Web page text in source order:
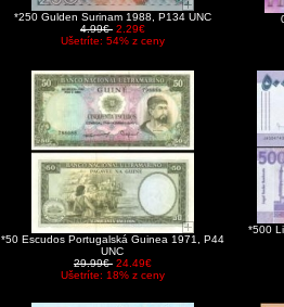
*250 Gulden Surinam 1988, P134 UNC
4.99€ 2.29€
Ušetríte: 54% z ceny
*50 Escudos Portugalská Guinea 1971, P44
UNC
29.99€ 24.49€
Ušetríte: 18% z ceny
*500